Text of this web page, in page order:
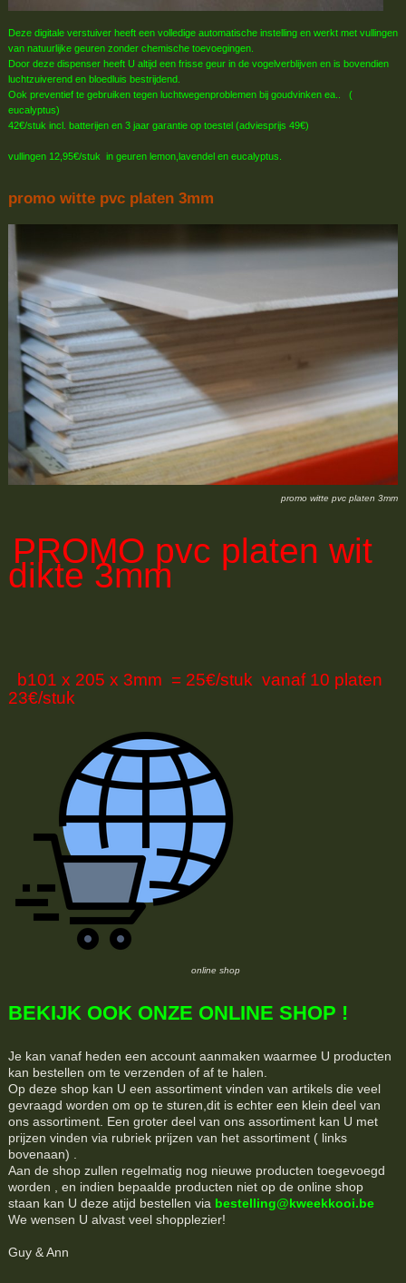
Deze digitale verstuiver heeft een volledige automatische instelling en werkt met vullingen
van natuurlijke geuren zonder chemische toevoegingen.
Door deze dispenser heeft U altijd een frisse geur in de vogelverblijven en is bovendien
luchtzuiverend en bloedluis bestrijdend.
Ook preventief te gebruiken tegen luchtwegenproblemen bij goudvinken ea.. (
eucalyptus)
42€/stuk incl. batterijen en 3 jaar garantie op toestel (adviesprijs 49€)
vullingen 12,95€/stuk in geuren lemon,lavendel en eucalyptus.
promo witte pvc platen 3mm
promo witte pvc platen 3mm
PROMO pvc platen wit
dikte 3mm
b101 x 205 x 3mm = 25€/stuk vanaf 10 platen
23€/stuk
online shop
BEKIJK OOK ONZE ONLINE SHOP !
Je kan vanaf heden een account aanmaken waarmee U producten
kan bestellen om te verzenden of af te halen.
Op deze shop kan U een assortiment vinden van artikels die veel
gevraagd worden om op te sturen,dit is echter een klein deel van
ons assortiment. Een groter deel van ons assortiment kan U met
prijzen vinden via rubriek prijzen van het assortiment ( links
bovenaan) .
Aan de shop zullen regelmatig nog nieuwe producten toegevoegd
worden , en indien bepaalde producten niet op de online shop
staan kan U deze atijd bestellen via bestelling@kweekkooi.be
We wensen U alvast veel shopplezier!
Guy & Ann